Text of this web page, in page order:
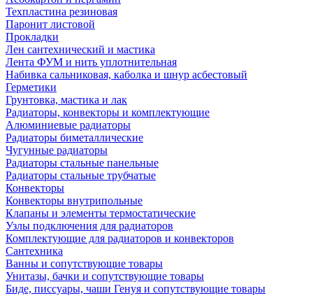
Техпластина резиновая
Паронит листовой
Прокладки
Лен сантехнический и мастика
Лента ФУМ и нить уплотнительная
Набивка сальниковая, каболка и шнур асбестовый
Герметики
Грунтовка, мастика и лак
Радиаторы, конвекторы и комплектующие
Алюминиевые радиаторы
Радиаторы биметаллические
Чугунные радиаторы
Радиаторы стальные панельные
Радиаторы стальные трубчатые
Конвекторы
Конвекторы внутрипольные
Клапаны и элементы термостатические
Узлы подключения для радиаторов
Комплектующие для радиаторов и конвекторов
Сантехника
Ванны и сопутствующие товары
Унитазы, бачки и сопутствующие товары
Биде, писсуары, чаши Генуя и сопутствующие товары